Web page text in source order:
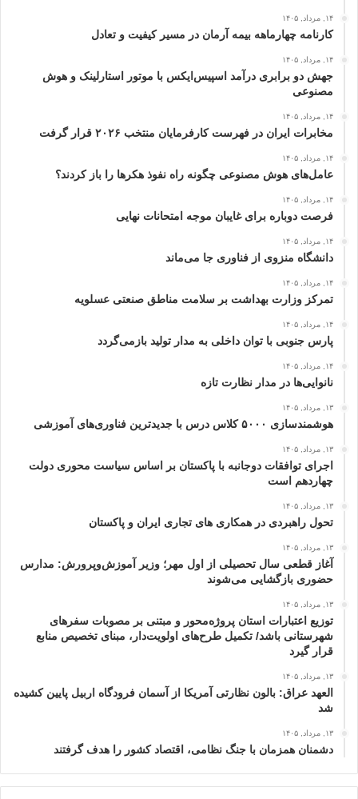
۱۴, مرداد, ۱۴۰۵
کارنامه چهارماهه بیمه آرمان در مسیر کیفیت و تعادل
۱۴, مرداد, ۱۴۰۵
جهش دو برابری درآمد اسپیس‌ایکس با موتور استارلینک و هوش
مصنوعی
۱۴, مرداد, ۱۴۰۵
مخابرات ایران در فهرست کارفرمایان منتخب ۲۰۲۶ قرار گرفت
۱۴, مرداد, ۱۴۰۵
عامل‌های هوش مصنوعی چگونه راه نفوذ هکرها را باز کردند؟
۱۴, مرداد, ۱۴۰۵
فرصت دوباره برای غایبان موجه امتحانات نهایی
۱۴, مرداد, ۱۴۰۵
دانشگاه منزوی از فناوری جا می‌ماند
۱۴, مرداد, ۱۴۰۵
تمرکز وزارت بهداشت بر سلامت مناطق صنعتی عسلویه
۱۴, مرداد, ۱۴۰۵
پارس جنوبی با توان داخلی به مدار تولید بازمی‌گردد
۱۴, مرداد, ۱۴۰۵
نانوایی‌ها در مدار نظارت تازه
۱۳, مرداد, ۱۴۰۵
هوشمندسازی ۵۰۰۰ کلاس درس با جدیدترین فناوری‌های آموزشی
۱۳, مرداد, ۱۴۰۵
اجرای توافقات دوجانبه با پاکستان بر اساس سیاست محوری دولت
چهاردهم است
۱۳, مرداد, ۱۴۰۵
تحول راهبردی در همکاری های تجاری ایران و پاکستان
۱۳, مرداد, ۱۴۰۵
آغاز قطعی سال تحصیلی از اول مهر؛ وزیر آموزش‌وپرورش: مدارس
حضوری بازگشایی می‌شوند
۱۳, مرداد, ۱۴۰۵
توزیع اعتبارات استان پروژه‌محور و مبتنی بر مصوبات سفرهای
شهرستانی باشد/ تکمیل طرح‌های اولویت‌دار، مبنای تخصیص منابع
قرار گیرد
۱۳, مرداد, ۱۴۰۵
العهد عراق: بالون نظارتی آمریکا از آسمان فرودگاه اربیل پایین کشیده
شد
۱۳, مرداد, ۱۴۰۵
دشمنان همزمان با جنگ نظامی، اقتصاد کشور را هدف گرفتند